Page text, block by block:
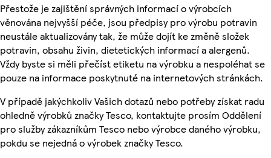
Přestože je zajištění správných informací o výrobcích
věnována nejvyšší péče, jsou předpisy pro výrobu potravin
neustále aktualizovány tak, že může dojít ke změně složek
potravin, obsahu živin, dietetických informací a alergenů.
Vždy byste si měli přečíst etiketu na výrobku a nespoléhat se
pouze na informace poskytnuté na internetových stránkách.
V případě jakýchkoliv Vašich dotazů nebo potřeby získat radu
ohledně výrobků značky Tesco, kontaktujte prosím Oddělení
pro služby zákazníkům Tesco nebo výrobce daného výrobku,
pokdu se nejedná o výrobek značky Tesco.